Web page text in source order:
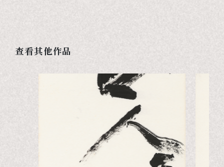
查看其他作品